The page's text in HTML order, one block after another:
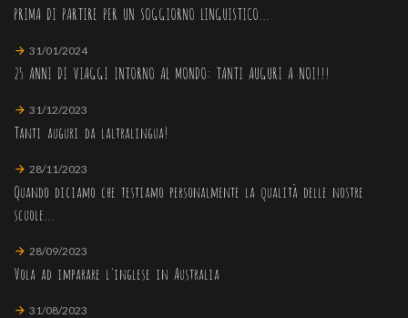
PRIMA DI PARTIRE PER UN SOGGIORNO LINGUISTICO...
31/01/2024
25 ANNI DI VIAGGI INTORNO AL MONDO: TANTI AUGURI A NOI!!!
31/12/2023
Tanti auguri da laltralingua!
28/11/2023
Quando diciamo che testiamo personalmente la qualità delle nostre
scuole...
28/09/2023
Vola ad imparare l'inglese in Australia
31/08/2023